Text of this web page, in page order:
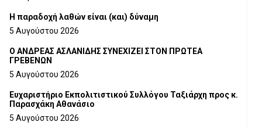
H παραδοχή λαθών είναι (και) δύναμη
5 Αυγούστου 2026
Ο ΑΝΔΡΕΑΣ ΑΣΛΑΝΙΔΗΣ ΣΥΝΕΧΙΖΕΙ ΣΤΟΝ ΠΡΩΤΕΑ
ΓΡΕΒΕΝΩΝ
5 Αυγούστου 2026
Ευχαριστήριο Εκπολιτιστικού Συλλόγου Ταξιάρχη προς κ.
Παρασχάκη Αθανάσιο
5 Αυγούστου 2026